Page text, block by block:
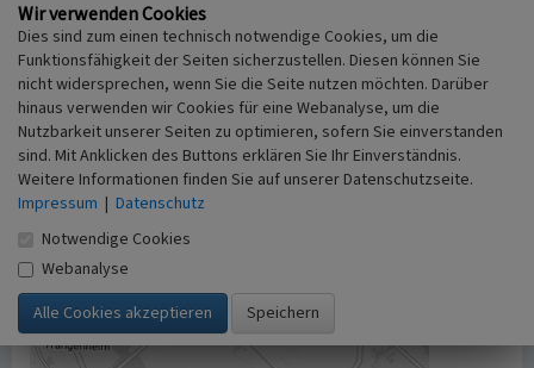
Wir verwenden Cookies
Dies sind zum einen technisch notwendige Cookies, um die
Funktionsfähigkeit der Seiten sicherzustellen. Diesen können Sie
nicht widersprechen, wenn Sie die Seite nutzen möchten. Darüber
hinaus verwenden wir Cookies für eine Webanalyse, um die
Nutzbarkeit unserer Seiten zu optimieren, sofern Sie einverstanden
sind. Mit Anklicken des Buttons erklären Sie Ihr Einverständnis.
Weitere Informationen finden Sie auf unserer Datenschutzseite.
Impressum | Datenschutz
Notwendige Cookies
Webanalyse